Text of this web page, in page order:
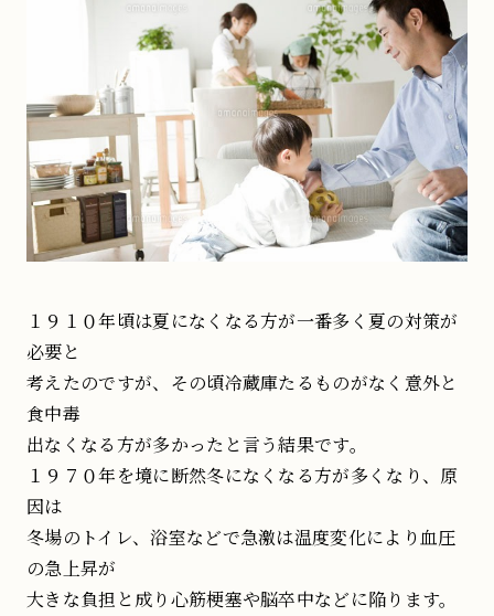
１９１０年頃は夏になくなる方が一番多く夏の対策が
必要と
考えたのですが、その頃冷蔵庫たるものがなく意外と
食中毒
出なくなる方が多かったと言う結果です。
１９７０年を境に断然冬になくなる方が多くなり、原
因は
冬場のトイレ、浴室などで急激は温度変化により血圧
の急上昇が
大きな負担と成り心筋梗塞や脳卒中などに陥ります。